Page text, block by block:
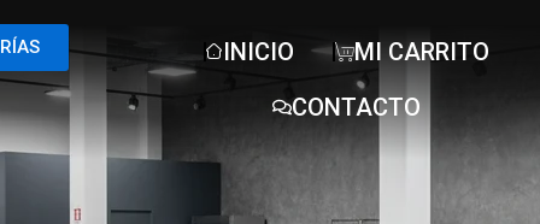
INICIO
MI CARRITO
CONTACTO